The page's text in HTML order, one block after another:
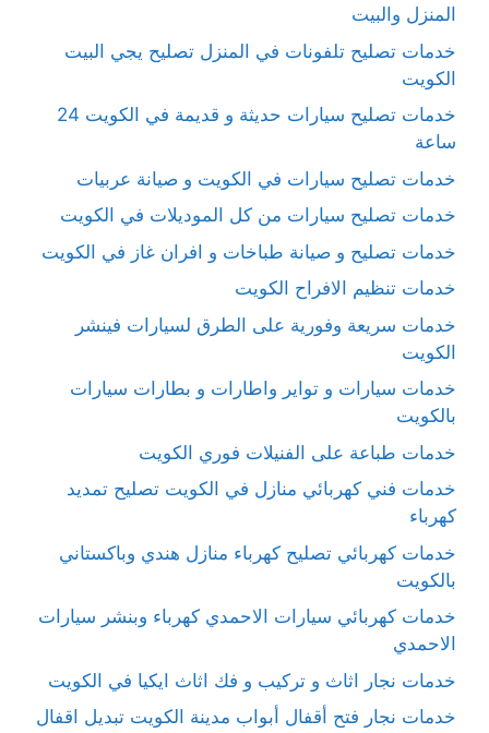
المنزل والبيت
خدمات تصليح تلفونات في المنزل تصليح يجي البيت
الكويت
خدمات تصليح سيارات حديثة و قديمة في الكويت 24
ساعة
خدمات تصليح سيارات في الكويت و صيانة عربيات
خدمات تصليح سيارات من كل الموديلات في الكويت
خدمات تصليح و صيانة طباخات و افران غاز في الكويت
خدمات تنظيم الافراح الكويت
خدمات سريعة وفورية على الطرق لسيارات فينشر
الكويت
خدمات سيارات و تواير واطارات و بطارات سيارات
بالكويت
خدمات طباعة على الفنيلات فوري الكويت
خدمات فني كهربائي منازل في الكويت تصليح تمديد
كهرباء
خدمات كهربائي تصليح كهرباء منازل هندي وباكستاني
بالكويت
خدمات كهربائي سيارات الاحمدي كهرباء وبنشر سيارات
الاحمدي
خدمات نجار اثاث و تركيب و فك اثاث ايكيا في الكويت
خدمات نجار فتح أقفال أبواب مدينة الكويت تبديل اقفال